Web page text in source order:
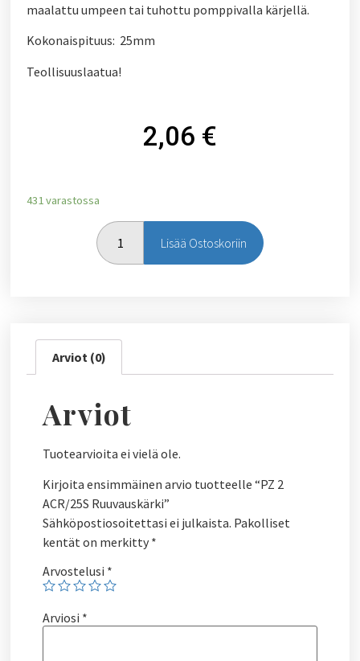
maalattu umpeen tai tuhottu pomppivalla kärjellä.
Kokonaispituus: 25mm
Teollisuuslaatua!
2,06 €
431 varastossa
Lisää Ostoskoriin
Arviot (0)
Arviot
Tuotearvioita ei vielä ole.
Kirjoita ensimmäinen arvio tuotteelle “PZ 2
ACR/25S Ruuvauskärki”
Sähköpostiosoitettasi ei julkaista. Pakolliset
kentät on merkitty *
Arvostelusi *
Arviosi *